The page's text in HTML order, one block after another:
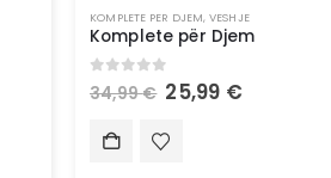
KOMPLETE PER DJEM, VESHJE
Komplete për Djem
out of 5
34,99€ 25,99 €